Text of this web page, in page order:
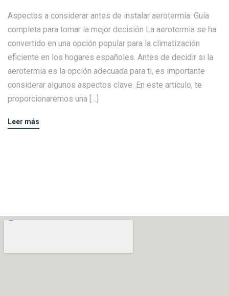
Aspectos a considerar antes de instalar aerotermia: Guía
completa para tomar la mejor decisión La aerotermia se ha
convertido en una opción popular para la climatización
eficiente en los hogares españoles. Antes de decidir si la
aerotermia es la opción adecuada para ti, es importante
considerar algunos aspectos clave. En este artículo, te
proporcionaremos una […]
Leer más